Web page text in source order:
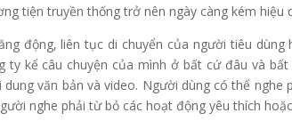
tiện truyền thống trở nên ngày càng kém hiệu
động, liên tục di chuyển của người tiêu
ty kể câu chuyện của mình ở bất cứ đâu và
văn bản và video. Người dùng có thể
nghe phải từ bỏ các hoạt động yêu thích